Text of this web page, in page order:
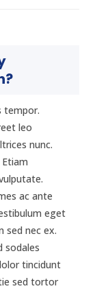
tempor.
leo
nunc.
ac ante
eget
sed nec ex.
sodales
tincidunt
sed tortor